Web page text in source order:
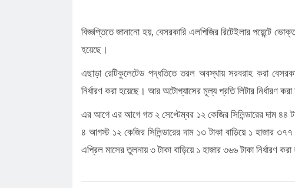
বিজ্ঞপ্তিতে জানানো হয়, বেসরকারি এলপিজির রিটেইলার পয়েন্টে
হয়েছে।
এছাড়া রেটিকুলেটেড পদ্ধতিতে তরল অবস্থায় সরবরাহ করা
নির্ধারণ করা হয়েছে। আর অটোগ্যাসের মূল্য প্রতি লিটার নির্ধারণ
এর আগে এর আগে গত ২ সেপ্টেম্বর ১২ কেজির সিলিন্ডারের দাম ৪৪
৪ আগস্ট ১২ কেজির সিলিন্ডারের দাম ১৩ টাকা বাড়িয়ে ১ হাজার
এপ্রিল মাসের তুলনায় ৩ টাকা বাড়িয়ে ১ হাজার ৩৬৬ টাকা নির্ধারণ